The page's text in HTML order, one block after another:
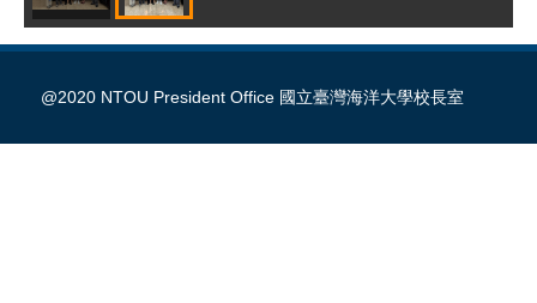
@2020 NTOU President Office 國立臺灣海洋大學校長室